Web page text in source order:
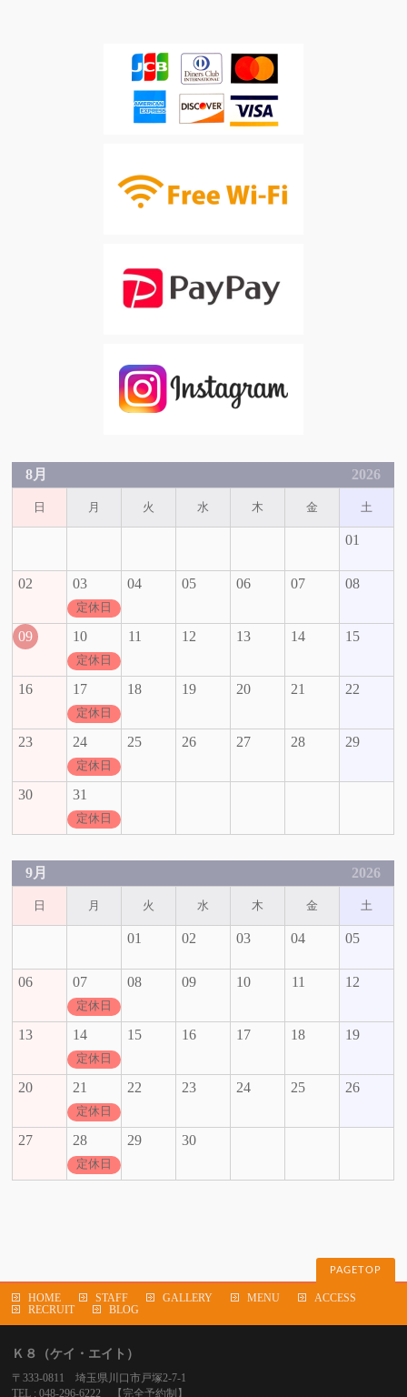
8月 2026
日 月 火 水 木 金 土
01
02 03
定休日
04 05 06 07 08
09 10
定休日
11 12 13 14 15
16 17
定休日
18 19 20 21 22
23 24
定休日
25 26 27 28 29
30 31
定休日
9月 2026
日 月 火 水 木 金 土
01 02 03 04 05
06 07
定休日
08 09 10 11 12
13 14
定休日
15 16 17 18 19
20 21
定休日
22 23 24 25 26
27 28
定休日
29 30
PAGETOP
HOME STAFF GALLERY MENU
ACCESS
RECRUIT
BLOG
Ｋ８（ケイ・エイト）
〒333-0811 埼玉県川口市戸塚2-7-1
TEL : 048-296-6222 【完全予約制】